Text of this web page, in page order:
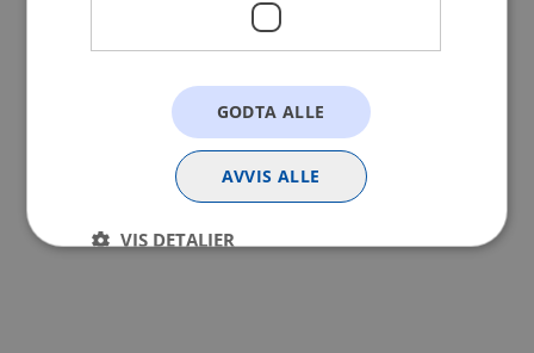
GODTA ALLE
AVVIS ALLE
VIS DETALJER